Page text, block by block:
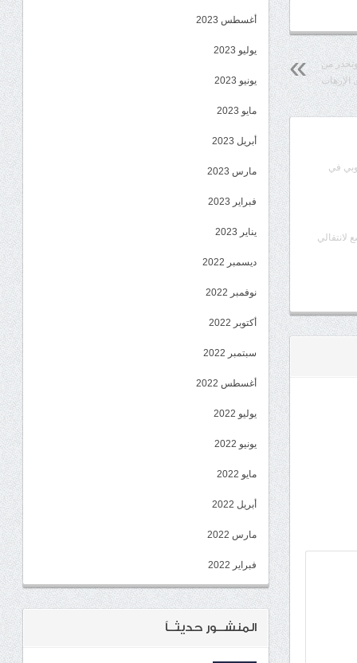
وتحذر من
الإرهاب
في
لانتقالي
أغسطس 2023
يوليو 2023
يونيو 2023
مايو 2023
أبريل 2023
مارس 2023
فبراير 2023
يناير 2023
ديسمبر 2022
نوفمبر 2022
أكتوبر 2022
سبتمبر 2022
أغسطس 2022
يوليو 2022
يونيو 2022
مايو 2022
أبريل 2022
مارس 2022
فبراير 2022
المنشــور حديثــاً